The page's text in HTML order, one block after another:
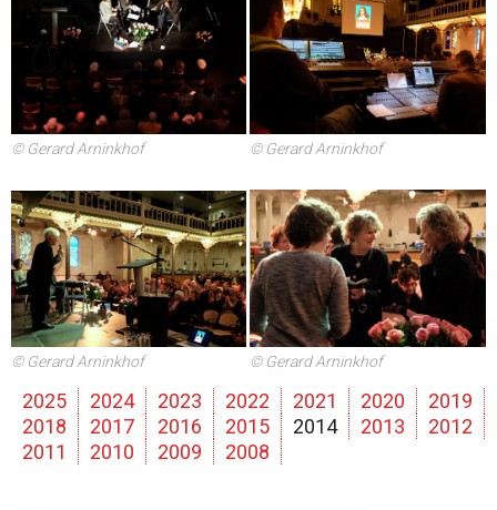
© Gerard Arninkhof © Gerard Arninkhof
© Gerard Arninkhof © Gerard Arninkhof
2025 2024 2023 2022 2021 2020
2019
2018
2017 2016 2015 2014 2013
2012
2011
2010 2009 2008